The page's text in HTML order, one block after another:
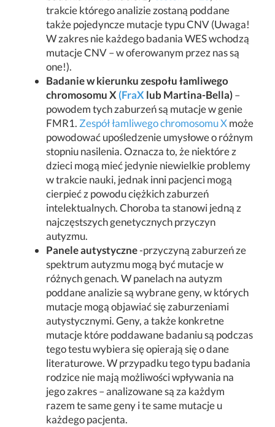
trakcie którego analizie zostaną poddane
także pojedyncze mutacje typu CNV (Uwaga!
W zakres nie każdego badania WES wchodzą
mutacje CNV – w oferowanym przez nas są
one!).
Badanie w kierunku zespołu łamliwego
chromosomu X(FraXlub Martina-Bella)–
powodem tych zaburzeń są mutacje w genie
FMR1.Zespół łamliwego chromosomu Xmoże
powodować upośledzenie umysłowe o różnym
stopniu nasilenia. Oznacza to, że niektóre z
dzieci mogą mieć jedynie niewielkie problemy
w trakcie nauki, jednak inni pacjenci mogą
cierpieć z powodu ciężkich zaburzeń
intelektualnych. Choroba ta stanowi jedną z
najczęstszych genetycznych przyczyn
autyzmu.
Panele autystyczne-przyczyną zaburzeń ze
spektrum autyzmu mogą być mutacje w
różnych genach. W panelach na autyzm
poddane analizie są wybrane geny, w których
mutacje mogą objawiać się zaburzeniami
autystycznymi. Geny, a także konkretne
mutacje które poddawane badaniu są podczas
tego testu wybiera się opierają się o dane
literaturowe. W przypadku tego typu badania
rodzice nie mają możliwości wpływania na
jego zakres – analizowane są za każdym
razem te same geny i te same mutacje u
każdego pacjenta.